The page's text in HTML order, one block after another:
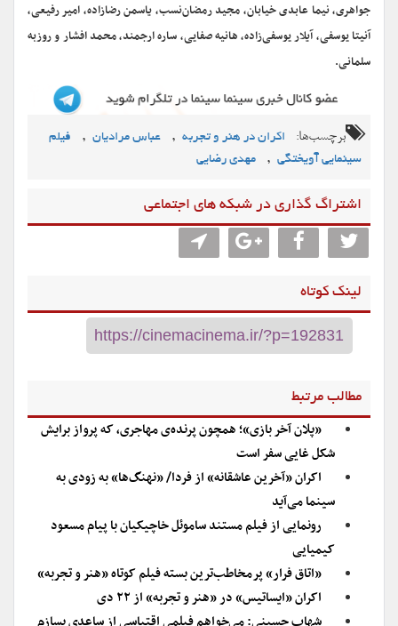
جواهری، نیما عابدی خیابان، مجید رمضان‌نسب، یاسمن رضازاده، امیر رفیعی،
آنیتا یوسفی، آیلار یوسفی‌زاده، هانیه صفایی، ساره ارجمند، محمد افشار و روزبه
سلمانی.
برچسب‌ها: اکران در هنر و تجربه , عباس مرادیان ,
فیلم
سینمایی آویختگی , مهدی رضایی
اشتراگ گذاری در شبکه های اجتماعی
لینک کوتاه
مطالب مرتبط
«پلان آخر بازی»؛ همچون پرنده‌ی مهاجری، که پرواز برایش
شکل غایی سفر است
اکران «آخرین عاشقانه» از فردا/ «نهنگ‌ها» به زودی به
سینما می‌آید
رونمایی از فیلم مستند ساموئل خاچیکیان با پیام مسعود
کیمیایی
«اتاق فرار» پرمخاطب‌ترین بسته فیلم کوتاه «هنر و تجربه»
اکران «ایساتیس» در «هنر و تجربه» از ۲۲ دی